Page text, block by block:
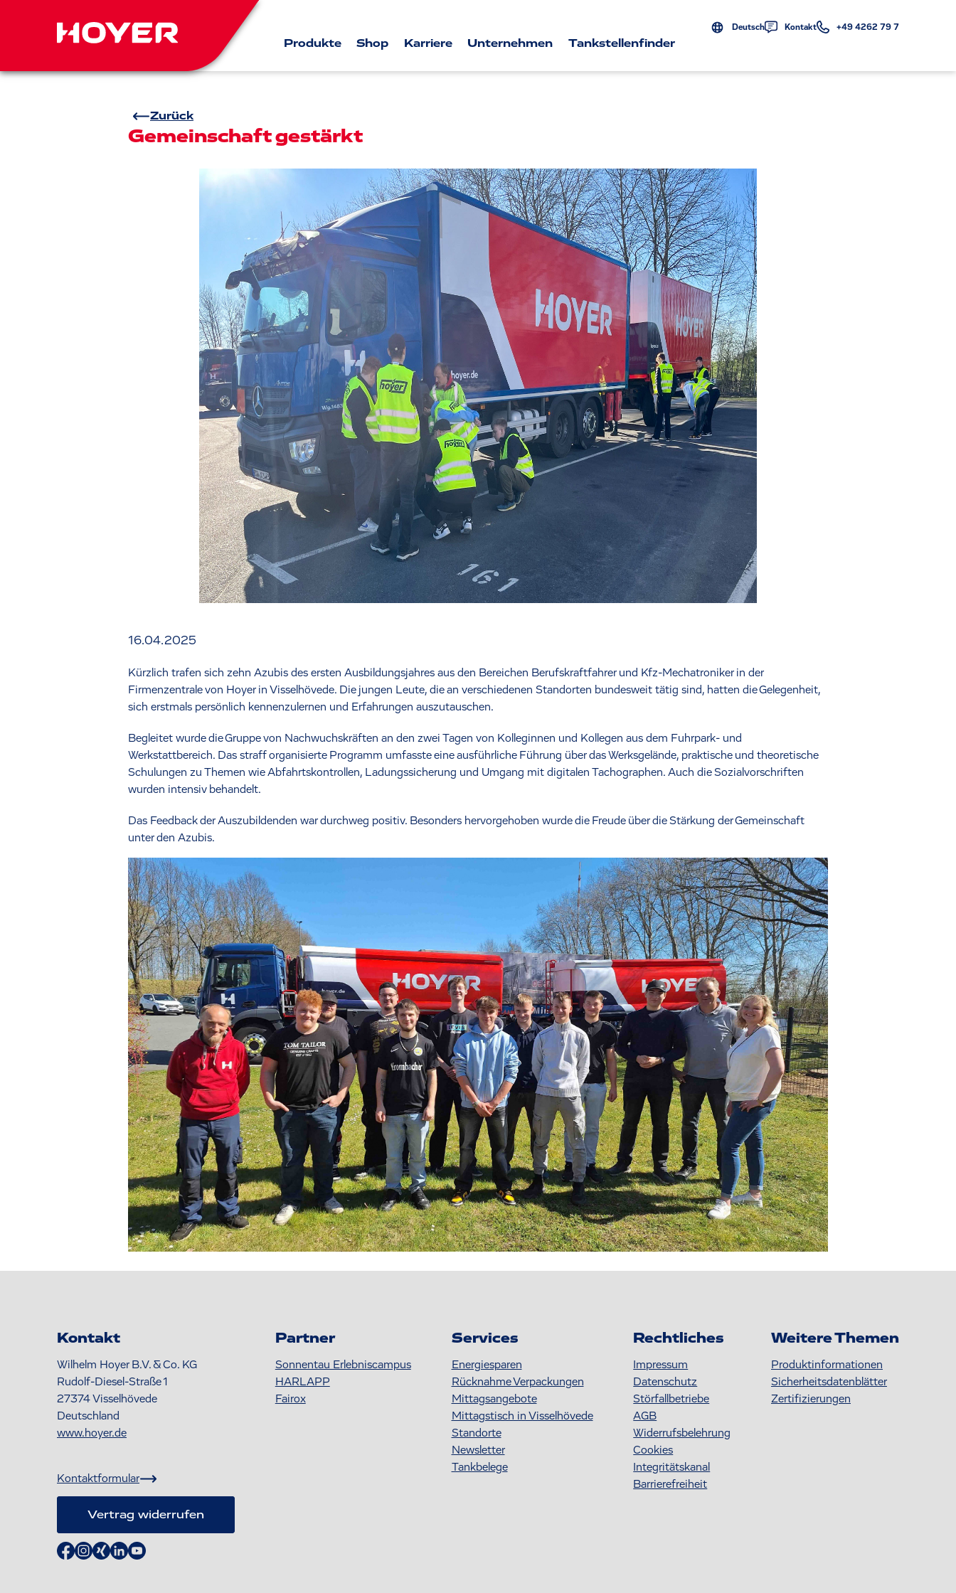
Deutsch Kontakt +49 4262 79 7
Produkte Shop Karriere Unternehmen Tankstellenfinder
Zurück
Gemeinschaft gestärkt
16.04.2025
Kürzlich trafen sich zehn Azubis des ersten Ausbildungsjahres aus den Bereichen Berufskraftfahrer und Kfz-Mechatroniker in der
Firmenzentrale von Hoyer in Visselhövede. Die jungen Leute, die an verschiedenen Standorten bundesweit tätig sind, hatten die Gelegenheit,
sich erstmals persönlich kennenzulernen und Erfahrungen auszutauschen.
Begleitet wurde die Gruppe von Nachwuchskräften an den zwei Tagen von Kolleginnen und Kollegen aus dem Fuhrpark- und
Werkstattbereich. Das straff organisierte Programm umfasste eine ausführliche Führung über das Werksgelände, praktische und theoretische
Schulungen zu Themen wie Abfahrtskontrollen, Ladungssicherung und Umgang mit digitalen Tachographen. Auch die Sozialvorschriften
wurden intensiv behandelt.
Das Feedback der Auszubildenden war durchweg positiv. Besonders hervorgehoben wurde die Freude über die Stärkung der Gemeinschaft
unter den Azubis.
Kontakt
Wilhelm Hoyer B.V. & Co. KG
Rudolf-Diesel-Straße 1
27374Visselhövede
Deutschland
www.hoyer.de
Kontaktformular
Vertrag widerrufen
Partner
Sonnentau Erlebniscampus
HARLAPP
Fairox
Services
Energiesparen
Rücknahme Verpackungen
Mittagsangebote
Mittagstisch in Visselhövede
Standorte
Newsletter
Tankbelege
Rechtliches
Impressum
Datenschutz
Störfallbetriebe
AGB
Widerrufsbelehrung
Cookies
Integritätskanal
Barrierefreiheit
Weitere Themen
Produktinformationen
S icherheitsdatenblätter
Zertifizierungen